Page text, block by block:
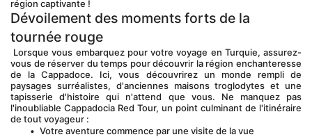
région captivante !
Dévoilement des moments forts de la
tournée rouge
vous de réserver du temps pour découvrir la région enchanteresse
de la Cappadoce. Ici, vous découvrirez un monde rempli de
paysages surréalistes, d'anciennes maisons troglodytes et une
tapisserie d'histoire qui n'attend que vous. Ne manquez pas
l'inoubliable Cappadocia Red Tour, un point culminant de l'itinéraire
de tout voyageur :
Votre aventure commence par une visite de la vue